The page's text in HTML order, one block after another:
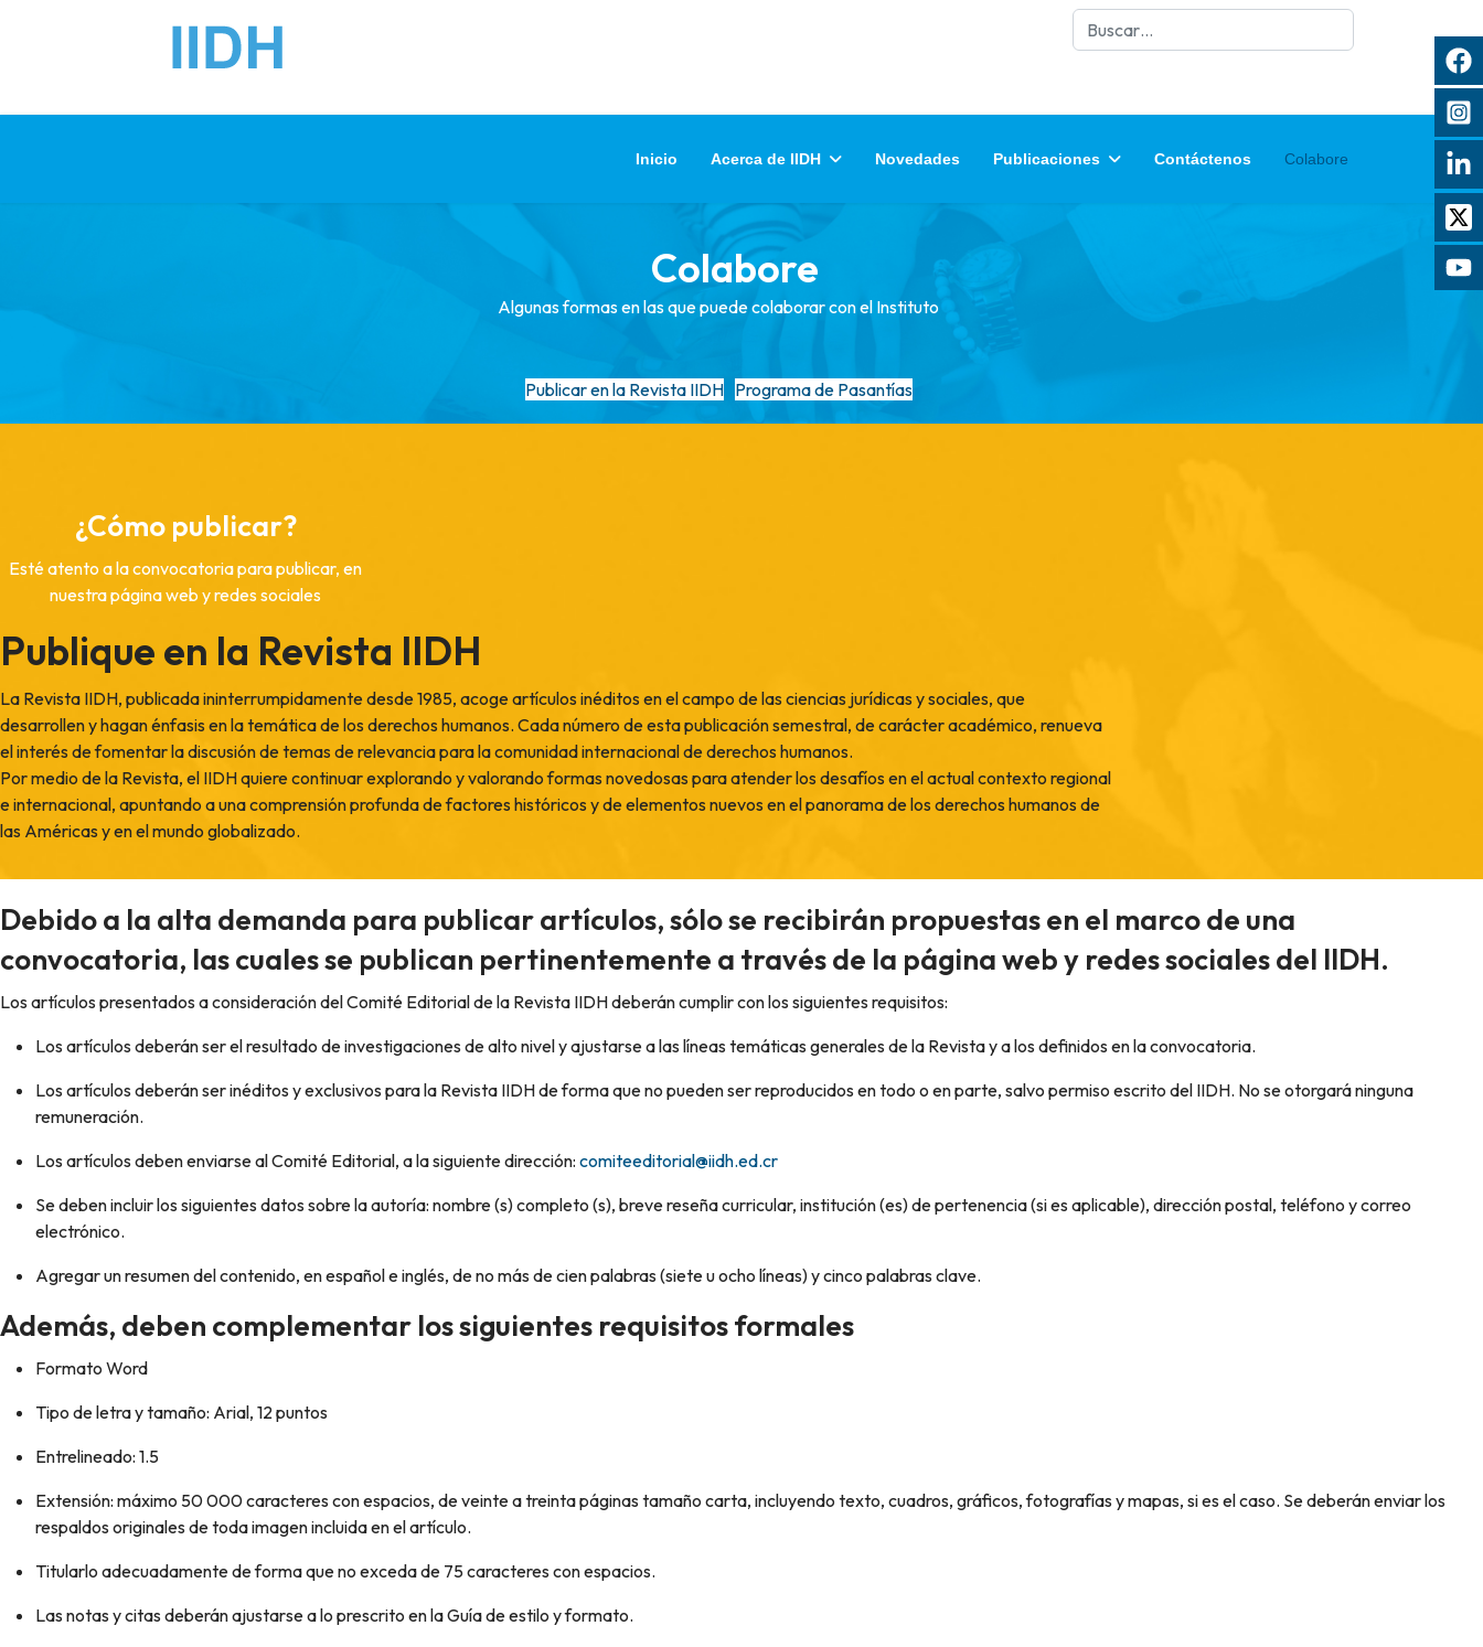
Buscar
Inicio Acerca de IIDH Novedades Publicaciones Contáctenos Colabore
Colabore
Algunas formas en las que puede colaborar con el Instituto
Publicar en la Revista IIDH Programa de Pasantías
¿Cómo publicar?
Esté atento a la convocatoria para publicar, en
nuestra página web y redes sociales
Publique en la Revista IIDH
La Revista IIDH, publicada ininterrumpidamente desde 1985, acoge artículos inéditos en el campo de las ciencias jurídicas y sociales, que
desarrollen y hagan énfasis en la temática de los derechos humanos. Cada número de esta publicación semestral, de carácter académico, renueva
el interés de fomentar la discusión de temas de relevancia para la comunidad internacional de derechos humanos.
Por medio de la Revista, el IIDH quiere continuar explorando y valorando formas novedosas para atender los desafíos en el actual contexto regional
e internacional, apuntando a una comprensión profunda de factores históricos y de elementos nuevos en el panorama de los derechos humanos de
las Américas y en el mundo globalizado.
Debido a la alta demanda para publicar artículos, sólo se recibirán propuestas en el marco de una
convocatoria, las cuales se publican pertinentemente a través de la página web y redes sociales del IIDH.
Los artículos presentados a consideración del Comité Editorial de la Revista IIDH deberán cumplir con los siguientes requisitos:
Los artículos deberán ser el resultado de investigaciones de alto nivel y ajustarse a las líneas temáticas generales de la Revista y a los definidos en la convocatoria.
Los artículos deberán ser inéditos y exclusivos para la Revista IIDH de forma que no pueden ser reproducidos en todo o en parte, salvo permiso escrito del IIDH. No se otorgará ninguna
remuneración.
Los artículos deben enviarse al Comité Editorial, a la siguiente dirección: comiteeditorial@iidh.ed.cr
Se deben incluir los siguientes datos sobre la autoría: nombre (s) completo (s), breve reseña curricular, institución (es) de pertenencia (si es aplicable), dirección postal, teléfono y correo
electrónico.
Agregar un resumen del contenido, en español e inglés, de no más de cien palabras (siete u ocho líneas) y cinco palabras clave.
Además, deben complementar los siguientes requisitos formales
Formato Word
Tipo de letra y tamaño: Arial, 12 puntos
Entrelineado: 1.5
Extensión: máximo 50 000 caracteres con espacios, de veinte a treinta páginas tamaño carta, incluyendo texto, cuadros, gráficos, fotografías y mapas, si es el caso. Se deberán enviar los
respaldos originales de toda imagen incluida en el artículo.
Titularlo adecuadamente de forma que no exceda de 75 caracteres con espacios.
Las notas y citas deberán ajustarse a lo prescrito en la Guía de estilo y formato.